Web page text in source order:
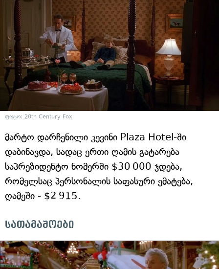
ფოტო: 20th Century Fox
მარტო დარჩენილი კევინი Plaza Hotel-ში
დაბინავდა, სადაც ერთი ღამის გატარება
საპრეზიდენტო ნომერში $30 000 ჯდება,
რომელსაც პერსონალის საფასური ემატება,
ღამეში - $2 915.
სათამაშოები